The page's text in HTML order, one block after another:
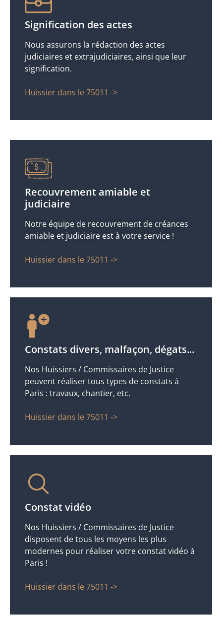
Signification des actes
Nous assurons la rédaction des actes
judiciaires et extrajudiciaires, ainsi que leur
signification.
Huissier dans le 75011 ->
Recouvrement amiable et
judiciaire
Notre équipe de recouvrement de créances
amiable et judiciaire est à votre service !
Huissier dans le 75011 ->
Constats divers, malfaçon, dégats...
Nos Huissiers / Commissaires de Justice
peuvent réaliser tous types de constats à
Paris : travaux, chantier, etc.
Huissier dans le 75011 ->
Constat vidéo
Nos Huissiers / Commissaires de Justice
disposent de tous les moyens les plus
modernes pour réaliser votre constat vidéo à
Paris !
Huissier dans le 75011 ->